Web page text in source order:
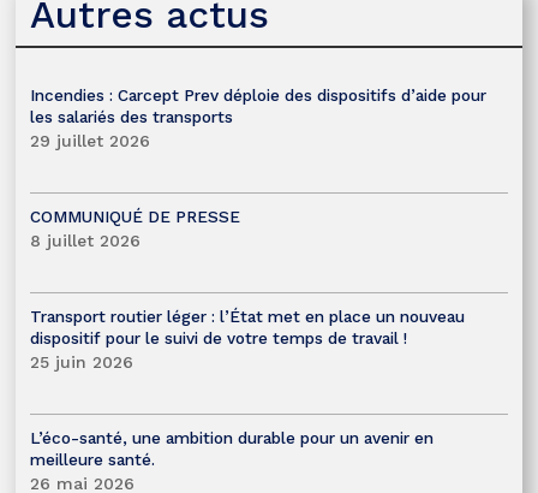
Autres actus
Incendies : Carcept Prev déploie des dispositifs d’aide pour
les salariés des transports
29 juillet 2026
COMMUNIQUÉ DE PRESSE
8 juillet 2026
Transport routier léger : l’État met en place un nouveau
dispositif pour le suivi de votre temps de travail !
25 juin 2026
L’éco-santé, une ambition durable pour un avenir en
meilleure santé.
26 mai 2026